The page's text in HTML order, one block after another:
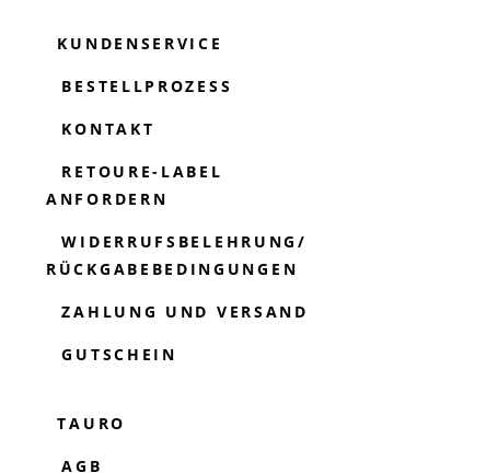
KUNDENSERVICE
BESTELLPROZESS
KONTAKT
RETOURE-LABEL
ANFORDERN
WIDERRUFSBELEHRUNG/
RÜCKGABEBEDINGUNGEN
ZAHLUNG UND VERSAND
GUTSCHEIN
TAURO
AGB